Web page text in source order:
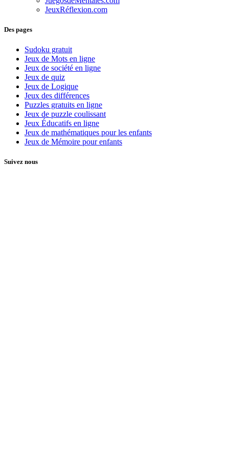
JeuxRéflexion.com
Des pages
Sudoku gratuit
Jeux de Mots en ligne
Jeux de société en ligne
Jeux de quiz
Jeux de Logique
Jeux des différences
Puzzles gratuits en ligne
Jeux de puzzle coulissant
Jeux Éducatifs en ligne
Jeux de mathématiques pour les enfants
Jeux de Mémoire pour enfants
Suivez nous